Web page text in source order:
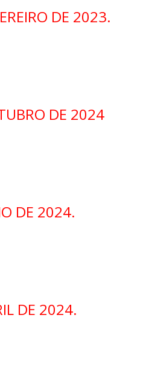
DE 2023.
DE 2024
DE 2024.
DE 2024.